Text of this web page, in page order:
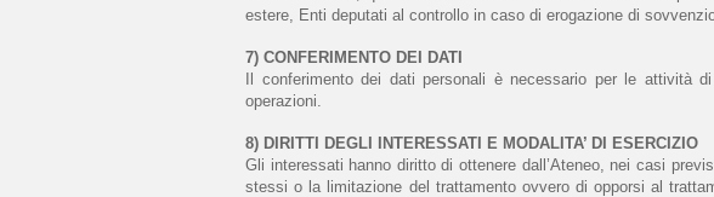
estere, Enti deputati al controllo in caso di erogazione di
7) CONFERIMENTO DEI DATI
Il conferimento dei dati personali è necessario per le attività
operazioni.
8) DIRITTI DEGLI INTERESSATI E MODALITA’ DI ESERCIZIO
Gli interessati hanno diritto di ottenere dall’Ateneo, nei casi
stessi o la limitazione del trattamento ovvero di opporsi al